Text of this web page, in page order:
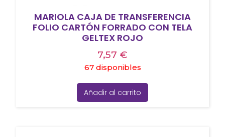
MARIOLA CAJA DE TRANSFERENCIA
FOLIO CARTÓN FORRADO CON TELA
GELTEX ROJO
7,57 €
67 disponibles
Añadir al carrito